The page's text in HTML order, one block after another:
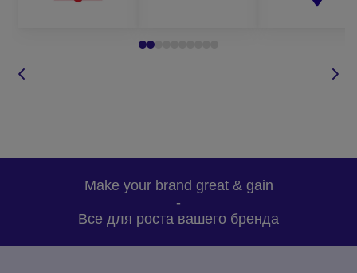
Make your brand great & gain
-
Все для роста вашего бренда